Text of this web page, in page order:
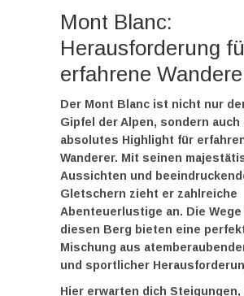
Mont Blanc:
Herausforderung
erfahrene
Der Mont Blanc ist nicht nur
Gipfel der Alpen, sondern auch
absolutes Highlight für
Wanderer. Mit seinen
Aussichten und
Gletschern zieht er zahlreiche
Abenteuerlustige an. Die Wege
diesen Berg bieten eine
Mischung aus
und sportlicher
Hier erwarten dich Steigungen,